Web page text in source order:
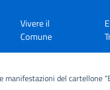
Vivere il
Comune
manifestazioni del cartellone